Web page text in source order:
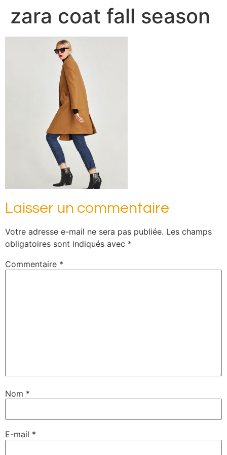
zara coat fall season
Laisser un commentaire
Votre adresse e-mail ne sera pas publiée. Les champs
obligatoires sont indiqués avec *
Commentaire *
Nom *
E-mail *